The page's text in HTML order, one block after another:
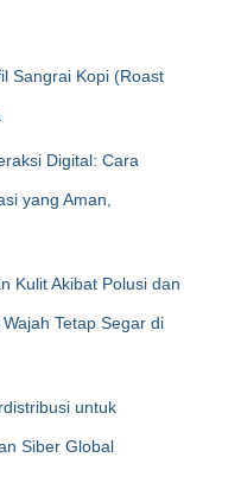
Sangrai Kopi (Roast
Digital: Cara
yang Aman,
Kulit Akibat Polusi dan
Tetap Segar di
untuk
Siber Global